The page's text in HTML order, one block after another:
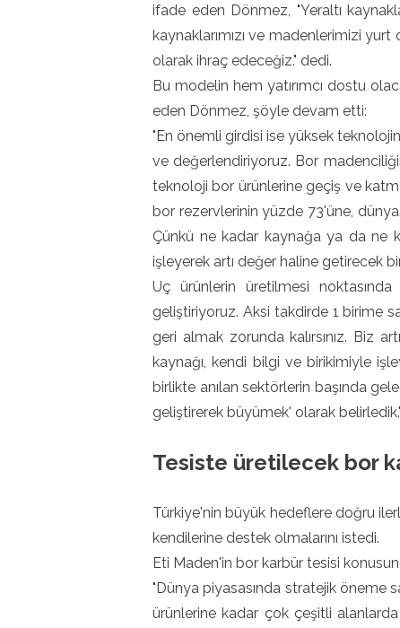
ifade eden Dönmez, "Yeraltı
kaynaklarımızı ve madenlerimizi
olarak ihraç edeceğiz." dedi.
Bu modelin hem yatırımcı dostu
eden Dönmez, şöyle devam etti:
"En önemli girdisi ise yüksek
ve değerlendiriyoruz. Bor
teknoloji bor ürünlerine geçiş ve
bor rezervlerinin yüzde 73'üne,
Çünkü ne kadar kaynağa ya da ne
işleyerek artı değer haline getirecek
Uç ürünlerin üretilmesi
geliştiriyoruz. Aksi takdirde 1 birime
geri almak zorunda kalırsınız. Biz
kaynağı, kendi bilgi ve birikimiyle
birlikte anılan sektörlerin başında
geliştirerek büyümek' olarak
Tesiste üretilecek bor
Türkiye'nin büyük hedeflere doğru
kendilerine destek olmalarını istedi.
Eti Maden'in bor karbür tesisi
"Dünya piyasasında stratejik öneme
ürünlerine kadar çok çeşitli